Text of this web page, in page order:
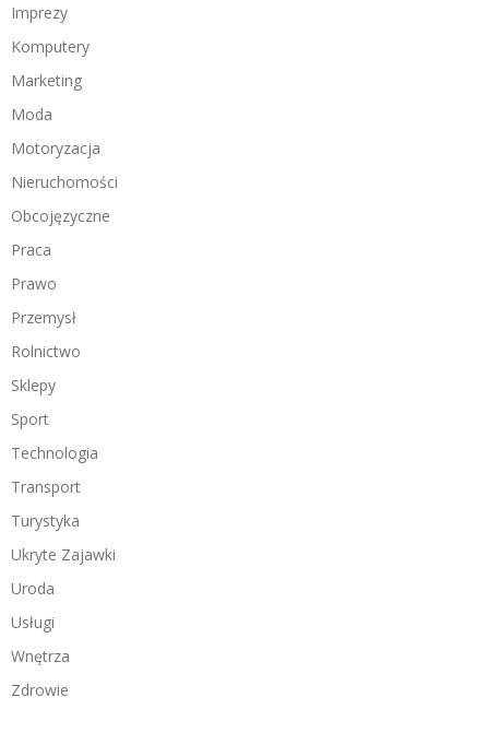
Imprezy
Komputery
Marketing
Moda
Motoryzacja
Nieruchomości
Obcojęzyczne
Praca
Prawo
Przemysł
Rolnictwo
Sklepy
Sport
Technologia
Transport
Turystyka
Ukryte Zajawki
Uroda
Usługi
Wnętrza
Zdrowie